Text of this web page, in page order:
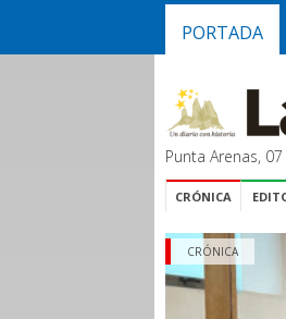
PORTADA
Punta Arenas,
CRÓNICA
CRÓNICA